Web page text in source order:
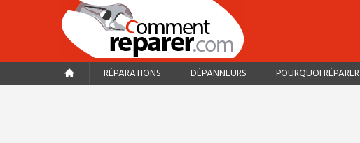
RÉPARATIONS DÉPANNEURS POURQUOI RÉPARER